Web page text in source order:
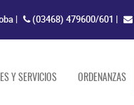
| (03468) 479600/601 |
Y SERVICIOS ORDENANZAS